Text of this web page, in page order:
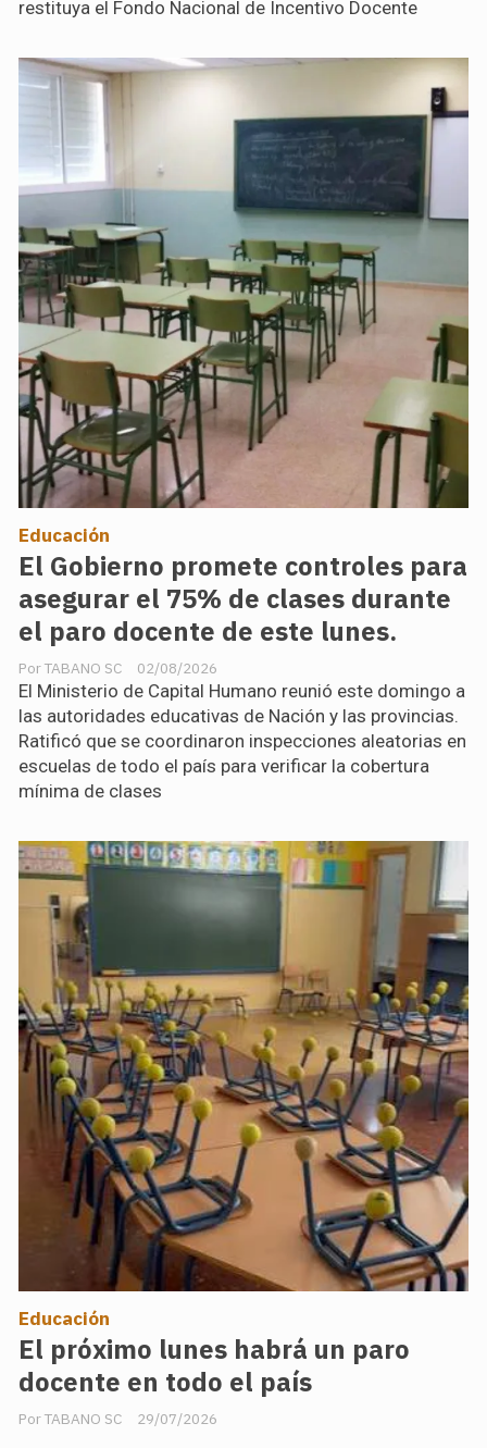
restituya el Fondo Nacional de Incentivo Docente
El Gobierno promete controles para
asegurar el 75% de clases durante
el paro docente de este lunes.
TABANO SC
Educación
02/08/2026
El Ministerio de Capital Humano reunió este domingo a
las autoridades educativas de Nación y las provincias.
Ratificó que se coordinaron inspecciones aleatorias en
escuelas de todo el país para verificar la cobertura
mínima de clases
El próximo lunes habrá un paro
docente en todo el país
TABANO SC
Educación
29/07/2026